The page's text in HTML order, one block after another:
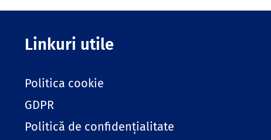
Linkuri utile
Politica cookie
GDPR
Politică de confidențialitate